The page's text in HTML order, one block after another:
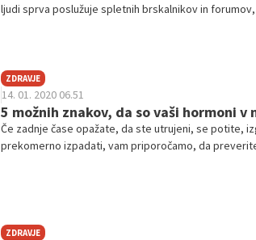
ljudi sprva poslužuje spletnih brskalnikov in
ZDRAVJE
14. 01. 2020 06.51
5 možnih znakov, da so vaši hormoni v
Če zadnje čase opažate, da ste utrujeni, se potite,
prekomerno izpadati, vam priporočamo, da
ZDRAVJE